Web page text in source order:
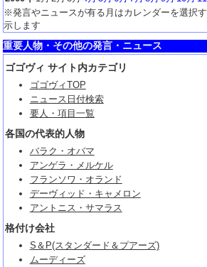
※発言やニュースが有る月はカレンダーを選択
示します
重要人物・その他の発言・ニュース
ゴゴヴィ サイト内カテゴリ
ゴゴヴィTOP
ニュース日付検索
要人・項目一覧
各国の代表的人物
バラク・オバマ
アンゲラ・メルケル
フランソワ・オランド
デーヴィッド・キャメロン
アントニス・サマラス
格付け会社
S＆P(スタンダード＆プアーズ)
ムーディーズ